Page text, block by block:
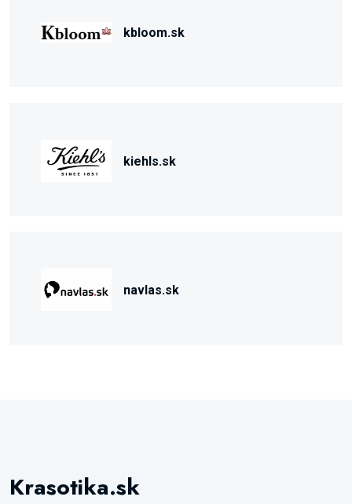
kbloom.sk
kiehls.sk
navlas.sk
Krasotika.sk